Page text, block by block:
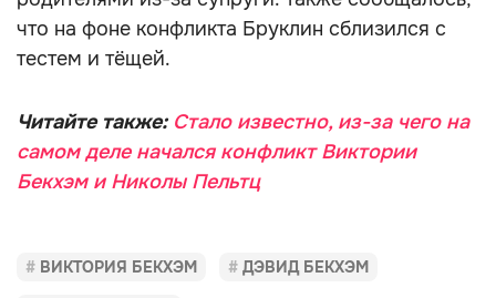
что на фоне конфликта Бруклин сблизился с
тестем и тёщей.
Читайте также: Стало известно, из-за чего на
самом деле начался конфликт Виктории
Бекхэм и Николы Пельтц
ВИКТОРИЯ БЕКХЭМ ДЭВИД БЕКХЭМ